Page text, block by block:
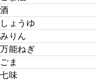
酒
しょうゆ
みりん
万能ねぎ
ごま
七味